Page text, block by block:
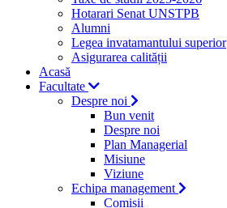
Hotarari Senat UNSTPB
Alumni
Legea invatamantului superior
Asigurarea calității
Acasă
Facultate
Despre noi
Bun venit
Despre noi
Plan Managerial
Misiune
Viziune
Echipa management
Comisii